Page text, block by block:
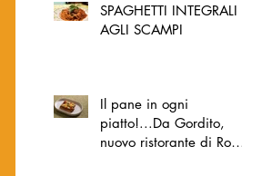
SPAGHETTI INTEGRALI
AGLI SCAMPI
Il pane in ogni
piatto!...Da Gordito,
nuovo ristorante di Roma